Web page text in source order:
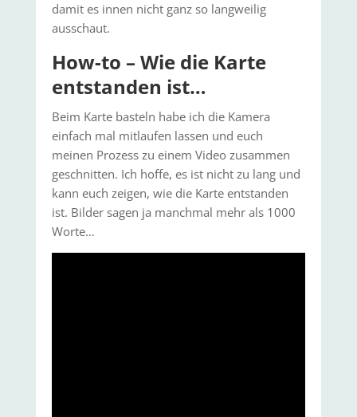
damit es innen nicht ganz so langweilig
ausschaut.
How-to – Wie die Karte
entstanden ist…
Beim Karte basteln habe ich die Kamera
einfach mal mitlaufen lassen und euch
meinen Prozess zu einem Video zusammen
geschnitten. Ich hoffe, es ist nicht zu lang und
kann euch zeigen, wie die Karte entstanden
ist. Bilder sagen ja manchmal mehr als 1000
Worte…